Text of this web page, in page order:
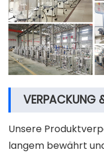
VERPACKUNG
Unsere
langem bewährt